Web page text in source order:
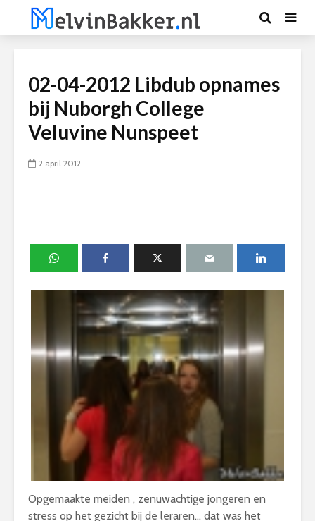
02-04-2012 Libdub opnames
bij Nuborgh College
Veluvine Nunspeet
2 april 2012
Opgemaakte meiden , zenuwachtige jongeren en
stress op het gezicht bij de leraren… dat was het